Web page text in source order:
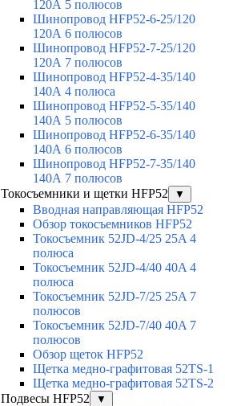
120А 5 полюсов
Шинопровод HFP52-6-25/120
120А 6 полюсов
Шинопровод HFP52-7-25/120
120А 7 полюсов
Шинопровод HFP52-4-35/140
140А 4 полюса
Шинопровод HFP52-5-35/140
140А 5 полюсов
Шинопровод HFP52-6-35/140
140А 6 полюсов
Шинопровод HFP52-7-35/140
140А 7 полюсов
Токосъемники и щетки HFP52
▼
Вводная направляющая HFP52
Обзор токосъемников HFP52
Токосъемник 52JD-4/25 25A 4
полюса
Токосъемник 52JD-4/40 40A 4
полюса
Токосъемник 52JD-7/25 25A 7
полюсов
Токосъемник 52JD-7/40 40A 7
полюсов
Обзор щеток HFP52
Щетка медно-графитовая 52TS-1
Щетка медно-графитовая 52TS-2
Подвесы HFP52
▼